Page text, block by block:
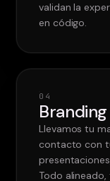
validan la
en código.
0 4
Llevamos tu
contacto con
Todo